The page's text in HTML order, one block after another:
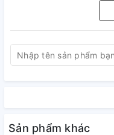
Sản phẩm khác